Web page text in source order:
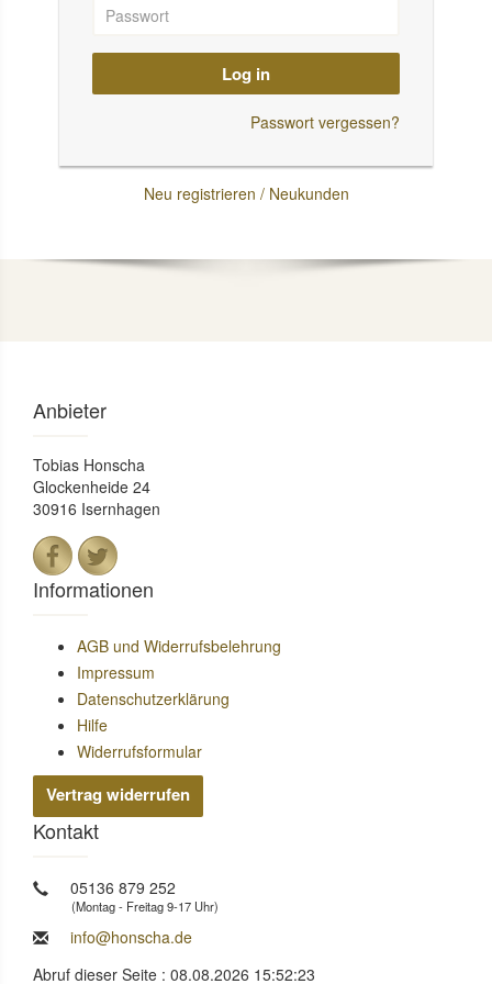
Log in
Passwort vergessen?
Neu registrieren / Neukunden
Anbieter
Tobias Honscha
Glockenheide 24
30916 Isernhagen
Informationen
AGB und Widerrufsbelehrung
Impressum
Datenschutzerklärung
Hilfe
Widerrufsformular
Vertrag widerrufen
Kontakt
05136 879 252
(Montag - Freitag 9-17 Uhr)
info@honscha.de
Abruf dieser Seite : 08.08.2026 15:52:23